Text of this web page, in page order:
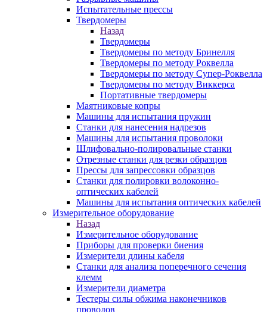
Испытательные прессы
Твердомеры
Назад
Твердомеры
Твердомеры по методу Бринелля
Твердомеры по методу Роквелла
Твердомеры по методу Супер-Роквелла
Твердомеры по методу Виккерса
Портативные твердомеры
Маятниковые копры
Машины для испытания пружин
Станки для нанесения надрезов
Машины для испытания проволоки
Шлифовально-полировальные станки
Отрезные станки для резки образцов
Прессы для запрессовки образцов
Станки для полировки волоконно-
оптических кабелей
Машины для испытания оптических кабелей
Измерительное оборудование
Назад
Измерительное оборудование
Приборы для проверки биения
Измерители длины кабеля
Станки для анализа поперечного сечения
клемм
Измерители диаметра
Тестеры силы обжима наконечников
проводов